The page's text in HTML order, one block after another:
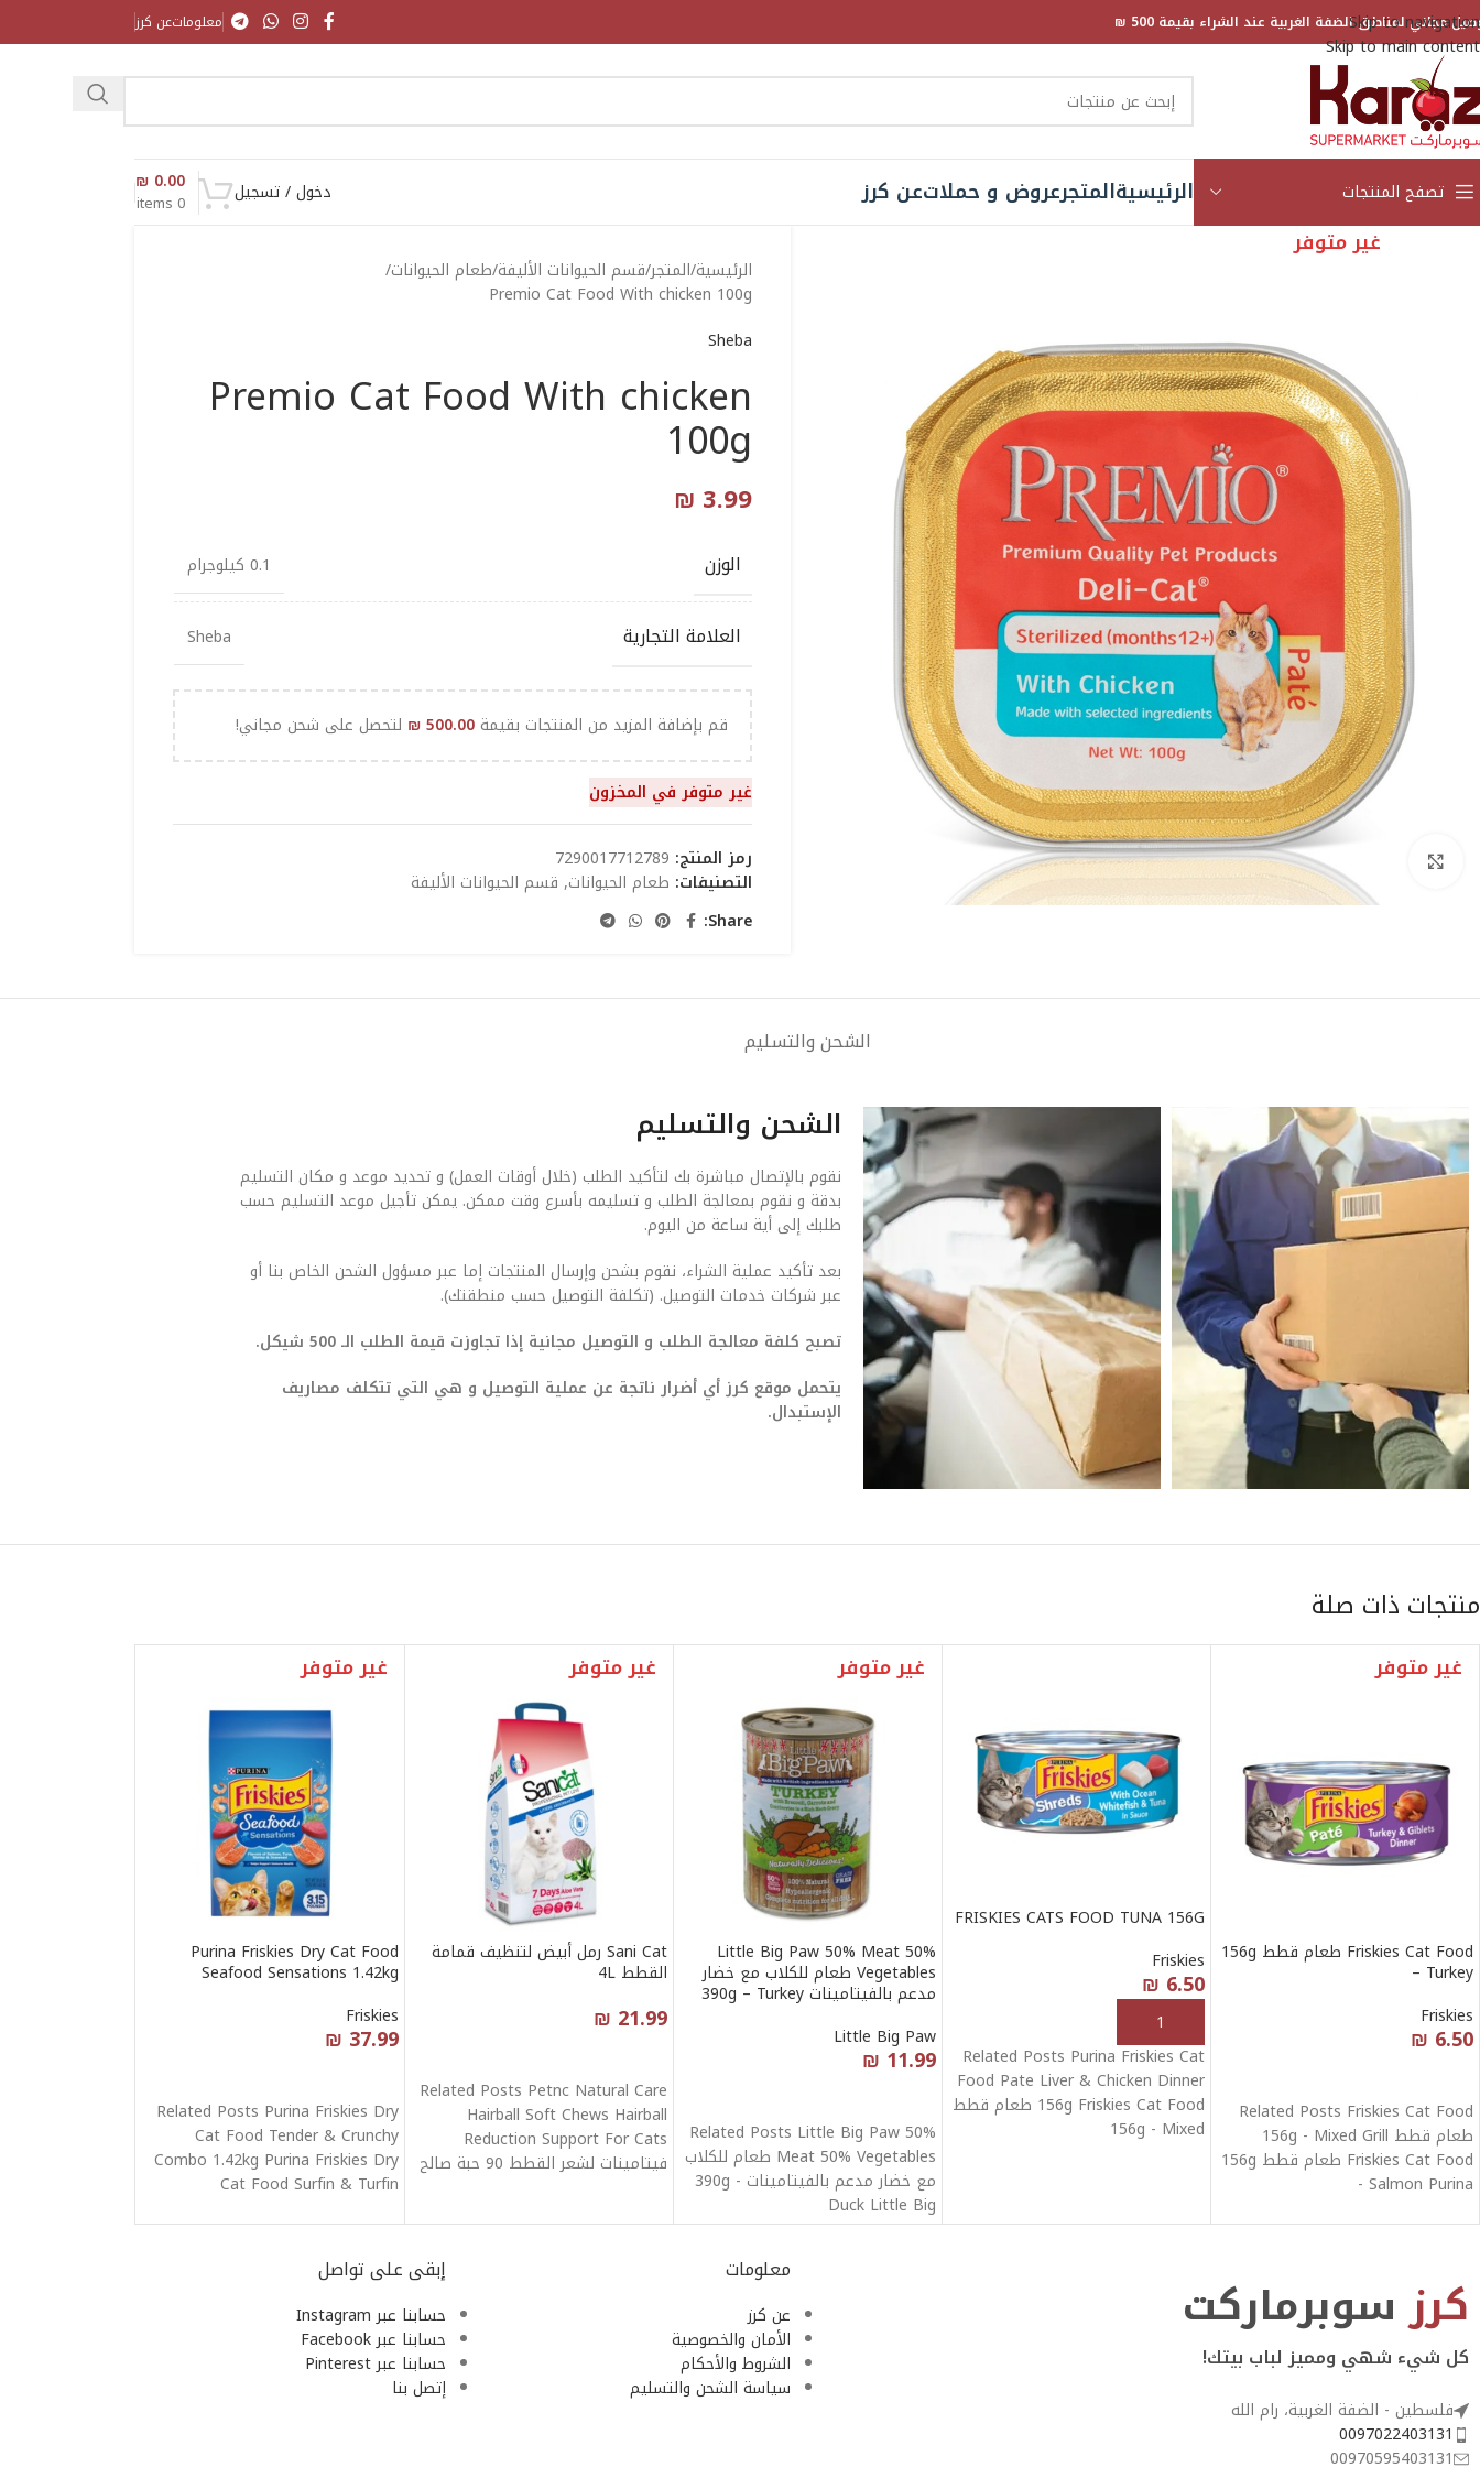
Skip to navigation
Skip to main content
مجاني لمناطق الضفة الغربية عند الشراء بقيمة 500 ₪ معلوماتعن كرز
تصفح المنتجات الرئيسيةالمتجرعروض و حملاتعن كرز دخول / تسجيل 0
items
₪ 0.00
غير متوفر
Click to enlarge
الرئيسية المتجرقسم الحيوانات الأليفة طعام الحيوانات
Premio Cat Food With chicken 100g
Sheba
Premio Cat Food With chicken
100g
₪ 3.99
الوزن 0.1 كيلوجرام
العلامة التجارية Sheba
قم بإضافة المزيد من المنتجات بقيمة ₪500.00 لتحصل على شحن مجاني!
غير متوفر في المخزون
رمز المنتج: 7290017712789
التصنيفات: طعام الحيوانات, قسم الحيوانات الأليفة
Share:
الشحن والتسليم
الشحن والتسليم
نقوم بالإتصال مباشرة بك لتأكيد الطلب (خلال أوقات العمل) و تحديد موعد و مكان التسليم
بدقة و نقوم بمعالجة الطلب و تسليمه بأسرع وقت ممكن. يمكن تأجيل موعد التسليم حسب
طلبك إلى أية ساعة من اليوم.
بعد تأكيد عملية الشراء، نقوم بشحن وإرسال المنتجات إما عبر مسؤول الشحن الخاص بنا أو
عبر شركات خدمات التوصيل. (تكلفة التوصيل حسب منطقتك).
تصبح كلفة معالجة الطلب و التوصيل مجانية إذا تجاوزت قيمة الطلب الـ 500 شيكل.
يتحمل موقع كرز أي أضرار ناتجة عن عملية التوصيل و هي التي تتكلف مصاريف
الإستبدال.
منتجات ذات صلة
غير متوفر
Friskies Cat Food طعام قطط 156g
– Turkey
Friskies
₪ 6.50
Related Posts Friskies Cat Food
طعام قطط 156g - Mixed Grill
Friskies Cat Food طعام قطط 156g
- Salmon Purina
FRISKIES CATS FOOD TUNA 156G
Friskies
₪ 6.50
إضافة إلى السلة
Related Posts Purina Friskies Cat
Food Pate Liver & Chicken Dinner
156g Friskies Cat Food طعام قطط
156g - Mixed
غير متوفر
Little Big Paw 50% Meat 50%
Vegetables طعام للكلاب مع خضار
مدعم بالفيتامينات 390g – Turkey
Little Big Paw
₪ 11.99
Related Posts Little Big Paw 50%
Meat 50% Vegetables طعام للكلاب
مع خضار مدعم بالفيتامينات 390g -
Duck Little Big
غير متوفر
Sani Cat رمل أبيض لتنظيف قمامة
القطط 4L
₪ 21.99
Related Posts Petnc Natural Care
Hairball Soft Chews Hairball
Reduction Support For Cats
فيتامينات لشعر القطط 90 حبة صالح
غير متوفر
Purina Friskies Dry Cat Food
Seafood Sensations 1.42kg
Friskies
₪ 37.99
Related Posts Purina Friskies Dry
Cat Food Tender & Crunchy
Combo 1.42kg Purina Friskies Dry
Cat Food Surfin & Turfin
كرز سوبرماركت
كل شيء شهي ومميز لباب بيتك!
فلسطين - الضفة الغربية، رام الله
0097022403131
00970595403131
معلومات
عن كرز
الأمان والخصوصية
الشروط والأحكام
سياسة الشحن والتسليم
إبقى على تواصل
حسابنا عبر Instagram
حسابنا عبر Facebook
حسابنا عبر Pinterest
إتصل بنا